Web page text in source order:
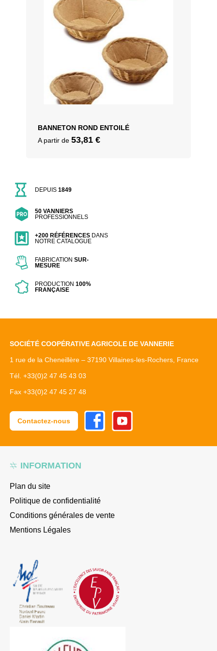
BANNETON ROND ENTOILÉ
A partir de 53,81 €
DEPUIS1849
50 VANNIERS
PROFESSIONNELS
+200 RÉFÉRENCES DANS
NOTRE CATALOGUE
FABRICATIONSUR-
MESURE
PRODUCTION100%
FRANÇAISE
INFORMATION
Plan du site
Politique de confidentialité
Conditions générales de vente
Mentions Légales
SOCIÉTÉ COOPÉRATIVE AGRICOLE DE VANNERIE
1 rue de la Cheneillère – 37190 Villaines-les-Rochers, France
Tél. +33(0)2 47 45 43 03
Fax +33(0)2 47 45 27 48
Contactez-nous
FacebookYoutube